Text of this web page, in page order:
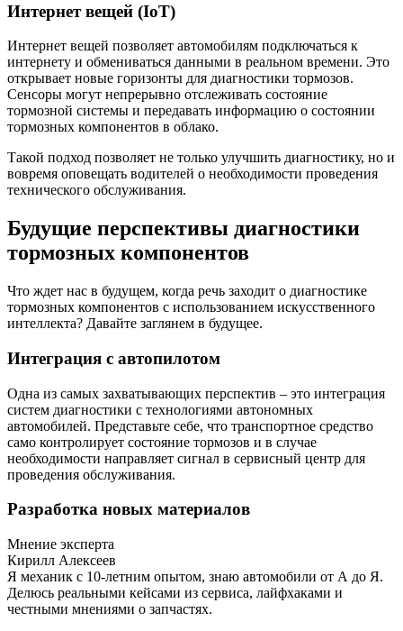
Интернет вещей (IoT)
Интернет вещей позволяет автомобилям подключаться к
интернету и обмениваться данными в реальном времени. Это
открывает новые горизонты для диагностики тормозов.
Сенсоры могут непрерывно отслеживать состояние
тормозной системы и передавать информацию о состоянии
тормозных компонентов в облако.
Такой подход позволяет не только улучшить диагностику, но и
вовремя оповещать водителей о необходимости проведения
технического обслуживания.
Будущие перспективы диагностики
тормозных компонентов
Что ждет нас в будущем, когда речь заходит о диагностике
тормозных компонентов с использованием искусственного
интеллекта? Давайте заглянем в будущее.
Интеграция с автопилотом
Одна из самых захватывающих перспектив – это интеграция
систем диагностики с технологиями автономных
автомобилей. Представьте себе, что транспортное средство
само контролирует состояние тормозов и в случае
необходимости направляет сигнал в сервисный центр для
проведения обслуживания.
Разработка новых материалов
Мнение эксперта
Кирилл Алексеев
Я механик с 10-летним опытом, знаю автомобили от А до Я.
Делюсь реальными кейсами из сервиса, лайфхаками и
честными мнениями о запчастях.